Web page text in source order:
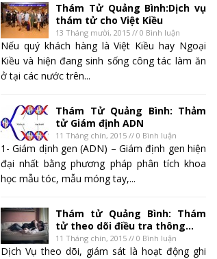
Thám Tử Quảng Bình:Dịch vụ
thám tử cho Việt Kiều
13 Tháng mười, 2015 // 0 Bình luận
Nếu quý khách hàng là Việt Kiều hay Ngoại
Kiều và hiện đang sinh sống công tác làm ăn
ở tại các nước trên...
Thám Tử Quảng Bình: Thảm
tử Giám định ADN
11 Tháng chín, 2015 // 0 Bình luận
1- Giám dịnh gen (ADN) – Giám định gen hiện
đại nhất bằng phương pháp phân tích khoa
học mẫu tóc, mẫu móng tay,...
Thám tử Quảng Bình: Thám
tử theo dõi điều tra thông...
11 Tháng chín, 2015 // 0 Bình luận
Dịch Vụ theo dõi, giám sát là hoạt động ghi